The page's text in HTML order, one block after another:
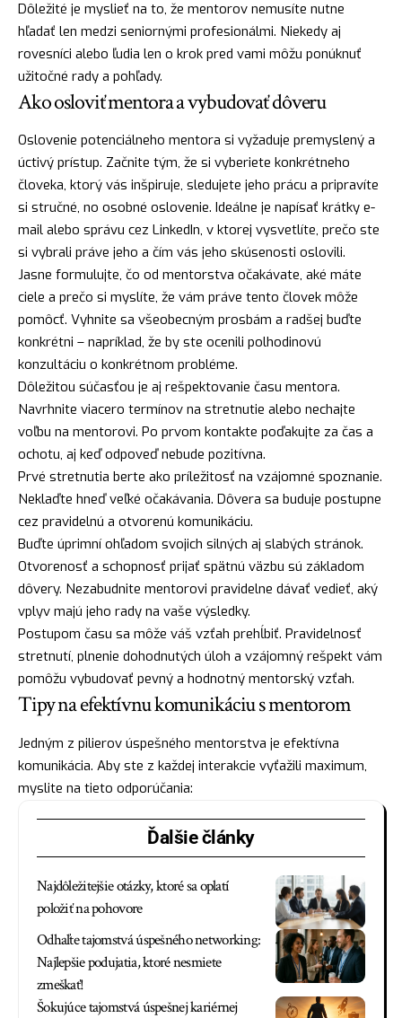
Dôležité je myslieť na to, že mentorov nemusíte nutne
hľadať len medzi seniornými profesionálmi. Niekedy aj
rovesníci alebo ľudia len o krok pred vami môžu ponúknuť
užitočné rady a pohľady.
Ako osloviť mentora a vybudovať dôveru
Oslovenie potenciálneho mentora si vyžaduje premyslený a
úctivý prístup. Začnite tým, že si vyberiete konkrétneho
človeka, ktorý vás inšpiruje, sledujete jeho prácu a pripravíte
si stručné, no osobné oslovenie. Ideálne je napísať krátky e-
mail alebo správu cez LinkedIn, v ktorej vysvetlíte, prečo ste
si vybrali práve jeho a čím vás jeho skúsenosti oslovili.
Jasne formulujte, čo od mentorstva očakávate, aké máte
ciele a prečo si myslíte, že vám práve tento človek môže
pomôcť. Vyhnite sa všeobecným prosbám a radšej buďte
konkrétni – napríklad, že by ste ocenili polhodinovú
konzultáciu o konkrétnom probléme.
Dôležitou súčasťou je aj rešpektovanie času mentora.
Navrhnite viacero termínov na stretnutie alebo nechajte
voľbu na mentorovi. Po prvom kontakte poďakujte za čas a
ochotu, aj keď odpoveď nebude pozitívna.
Prvé stretnutia berte ako príležitosť na vzájomné spoznanie.
Neklaďte hneď veľké očakávania. Dôvera sa buduje postupne
cez pravidelnú a otvorenú komunikáciu.
Buďte úprimní ohľadom svojich silných aj slabých stránok.
Otvorenosť a schopnosť prijať spätnú väzbu sú základom
dôvery. Nezabudnite mentorovi pravidelne dávať vedieť, aký
vplyv majú jeho rady na vaše výsledky.
Postupom času sa môže váš vzťah prehĺbiť. Pravidelnosť
stretnutí, plnenie dohodnutých úloh a vzájomný rešpekt vám
pomôžu vybudovať pevný a hodnotný mentorský vzťah.
Tipy na efektívnu komunikáciu s mentorom
Jedným z pilierov úspešného mentorstva je efektívna
komunikácia. Aby ste z každej interakcie vyťažili maximum,
myslite na tieto odporúčania:
Ďalšie články
Najdôležitejšie otázky, ktoré sa oplatí
položiť na pohovore
Odhaľte tajomstvá úspešného networking:
Najlepšie podujatia, ktoré nesmiete
zmeškať!
Šokujúce tajomstvá úspešnej kariérnej